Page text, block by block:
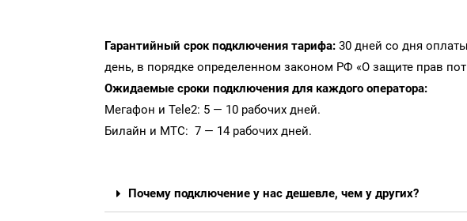
Гарантийный срок подключения тарифа: 30 дней со дня
день, в порядке определенном законом РФ «О защите прав
Ожидаемые сроки подключения для каждого оператора:
Мегафон и Tele2: 5 — 10 рабочих дней.
Билайн и МТС: 7 — 14 рабочих дней.
Почему подключение у нас дешевле, чем у других?